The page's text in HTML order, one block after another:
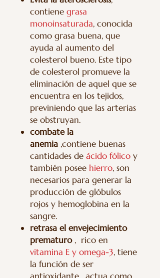
contiene grasa
monoinsaturada, conocida
como grasa buena, que
ayuda al aumento del
colesterol bueno. Este tipo
de colesterol promueve la
eliminación de aquel que se
encuentra en los tejidos,
previniendo que las arterias
se obstruyan.
combate la
anemia ,contiene buenas
cantidades de ácido fólico y
también posee hierro, son
necesarios para generar la
producción de glóbulos
rojos y hemoglobina en la
sangre.
retrasa el envejecimiento
prematuro, rico en
vitamina E y omega-3, tiene
la función de ser